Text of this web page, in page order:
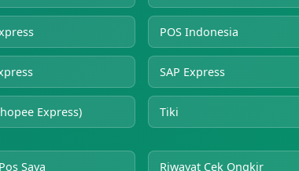
POS Indonesia
SAP Express
Express) Tiki
Saya Riwayat Cek Ongkir